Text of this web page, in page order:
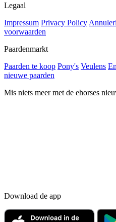
Legaal
Impressum Privacy Policy
voorwaarden
Paardenmarkt
Paarden te koop Pony's Veulens
nieuwe paarden
Mis niets meer met de ehorses
Download de app